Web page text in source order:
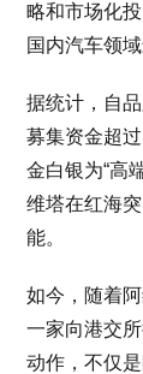
略和市场化
国内汽车领
据统计，自
募集资金超
金白银为“高
维塔在红海
能。
如今，随着
一家向港交
动作，不仅